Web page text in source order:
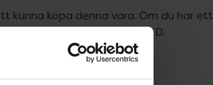
kunna köpa denna vara. Om du har ett
att logga in med ditt bank-ID.